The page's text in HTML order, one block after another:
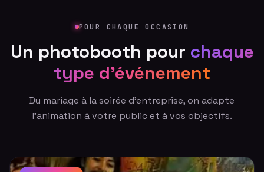
POUR CHAQUE OCCASION
Un photobooth pour chaque
type d'événement
Du mariage à la soirée d'entreprise, on adapte
l'animation à votre public et à vos objectifs.